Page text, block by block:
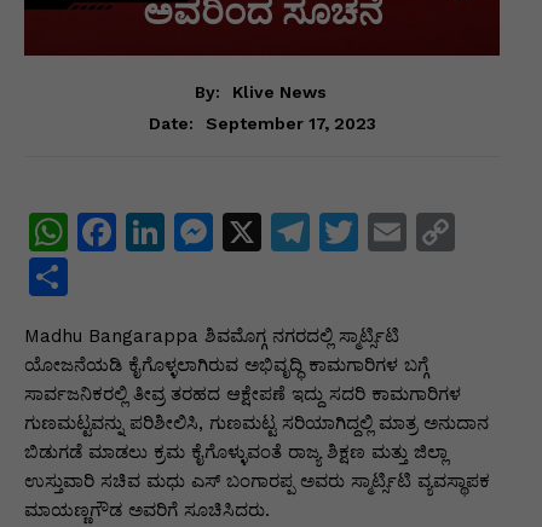
ಅವರಿಂದ ಸೂಚನೆ
By:
Klive News
Date:
September 17, 2023
W
s
A
p
p
F
e
b
o
o
k
Li
e
dI
n
M
s
e
n
g
er
X
T
gr
a
m
T
er
E
l
Li
n
ar
e
Madhu Bangarappa ಶಿವಮೊಗ್ಗ ನಗರದಲ್ಲಿ ಸ್ಮಾರ್ಟ್ಸಿಟಿ
ಯೋಜನೆಯಡಿ ಕೈಗೊಳ್ಳಲಾಗಿರುವ ಅಭಿವೃದ್ಧಿ ಕಾಮಗಾರಿಗಳ ಬಗ್ಗೆ
ಸಾರ್ವಜನಿಕರಲ್ಲಿ ತೀವ್ರ ತರಹದ ಆಕ್ಷೇಪಣೆ ಇದ್ದು ಸದರಿ ಕಾಮಗಾರಿಗಳ
ಗುಣಮಟ್ಟವನ್ನು ಪರಿಶೀಲಿಸಿ, ಗುಣಮಟ್ಟ ಸರಿಯಾಗಿದ್ದಲ್ಲಿ ಮಾತ್ರ ಅನುದಾನ
ಬಿಡುಗಡೆ ಮಾಡಲು ಕ್ರಮ ಕೈಗೊಳ್ಳುವಂತೆ ರಾಜ್ಯ ಶಿಕ್ಷಣ ಮತ್ತು ಜಿಲ್ಲಾ
ಉಸ್ತುವಾರಿ ಸಚಿವ ಮಧು ಎಸ್ ಬಂಗಾರಪ್ಪ ಅವರು ಸ್ಮಾರ್ಟ್ಸಿಟಿ ವ್ಯವಸ್ಥಾಪಕ
ಮಾಯಣ್ಣಗೌಡ ಅವರಿಗೆ ಸೂಚಿಸಿದರು.